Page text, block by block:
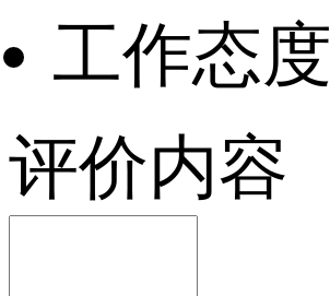
工作态度
评价内容